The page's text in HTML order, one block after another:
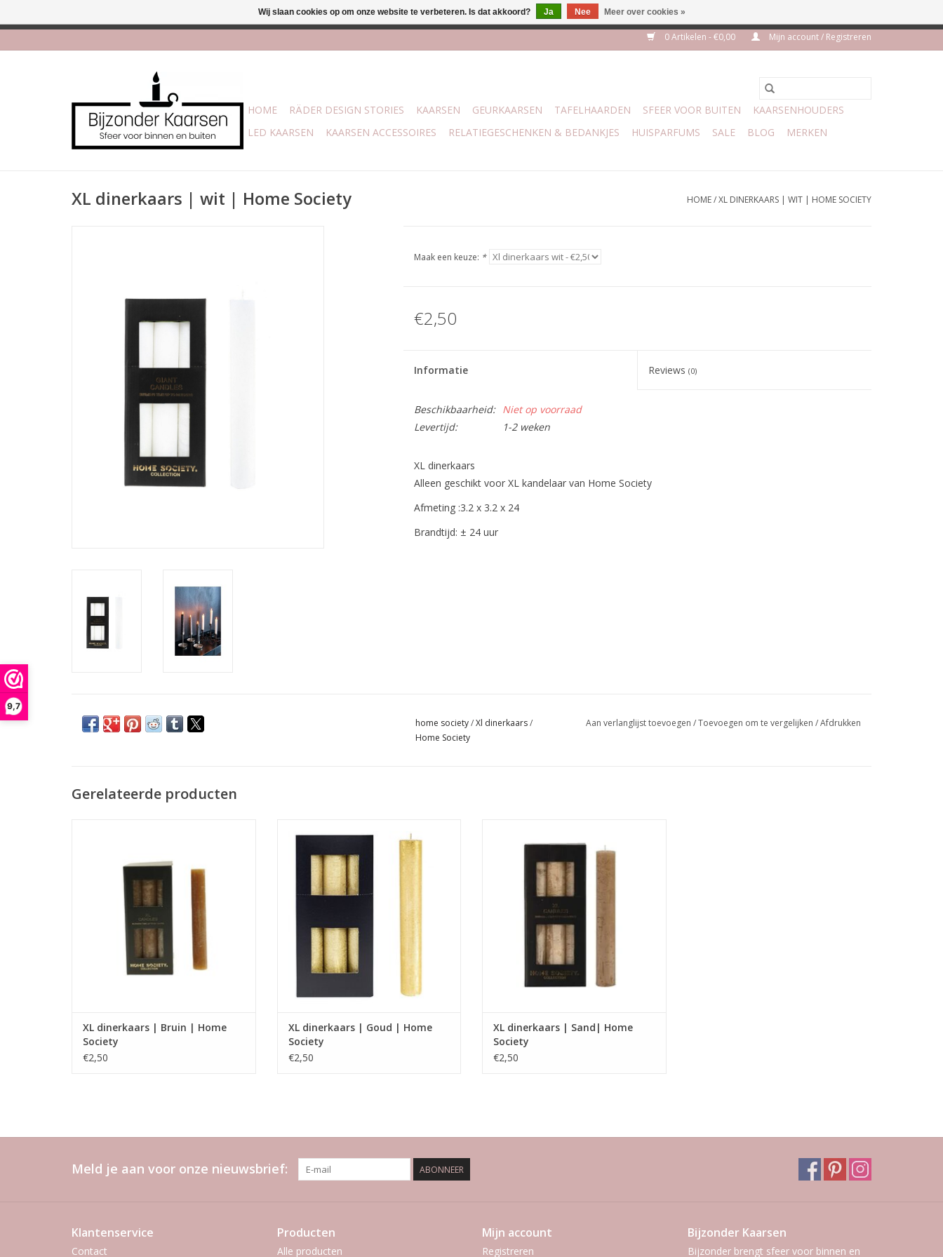
9,7
0 Artikelen - €0,00 Mijn account / Registreren
HOME RÄDER DESIGN STORIES KAARSEN GEURKAARSEN TAFELHAARDEN SFEER VOOR BUITEN
KAARSENHOUDERS
LED KAARSEN
KAARSEN ACCESSOIRES RELATIEGESCHENKEN & BEDANKJES HUISPARFUMS SALE BLOG MERKEN
XL dinerkaars | wit | Home Society HOME/XL DINERKAARS | WIT | HOME SOCIETY
Maak een keuze: *
€2,50
Informatie Reviews(0)
Beschikbaarheid:
Niet op voorraad
Levertijd:
1-2 weken
XL dinerkaars
Alleen geschikt voor XL kandelaar van Home Society
Afmeting :3.2 x 3.2 x 24
Brandtijd: ± 24 uur
home society/Xl dinerkaars/
Home Society
Aan verlanglijst toevoegen /Toevoegen om te vergelijken /Afdrukken
Gerelateerde producten
Afmeting : 3.2 x 3.2 x 24
Brandtijd tot 24 uur
XL dinerkaars | Bruin | Home
Society
€2,50
Alleen geschikt voor XL kandelaars van
Home Society
Afmeting : 3.2 x 3.2 x 24
Brandtijd tot 24 uur
TOEVOEGEN AAN WINKELWAGEN
XL dinerkaars | Goud | Home
Society
€2,50
Alleen geschikt voor XL kandelaars van
Home Society
Afmeting : 3.2 x 3.2 x 24
TOEVOEGEN AAN WINKELWAGEN
XL dinerkaars | Sand| Home
Society
€2,50
Meld je aan voor onze nieuwsbrief: ABONNEER
Klantenservice
Contact
Producten
Alle producten
Mijn account
Registreren
Bijzonder Kaarsen
Bijzonder brengt sfeer voor binnen en
Wij slaan cookies op om onze website te verbeteren. Is dat akkoord? Ja Nee Meer over cookies »
Afhalen is mogelijk bij mijn winkel Trotz | Belvederelaan 107 Zwolle | 27 juli t/m 3 aug VAKANTIE